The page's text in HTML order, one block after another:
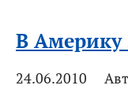
В Америку
24.06.2010